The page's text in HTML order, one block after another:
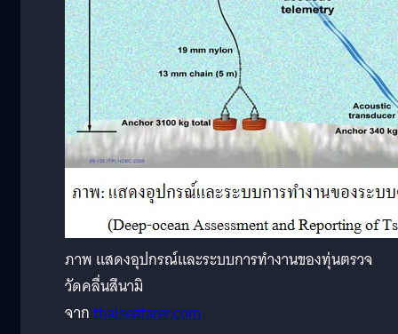
ภาพ แสดงอุปกรณ์และระบบการทำงานของทุ่นตรวจ
วัดคลื่นสึนามิ
จากthaiseafarer.com